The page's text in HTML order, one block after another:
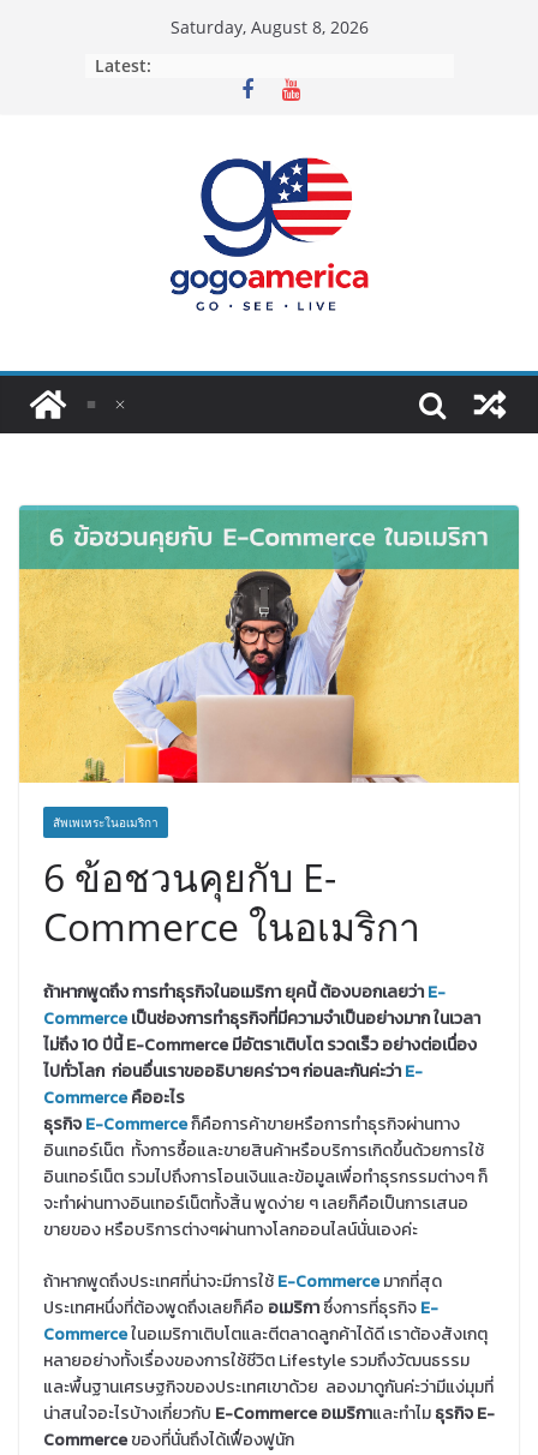
Saturday, August 8, 2026
Latest:
สัพเพเหระในอเมริกา
6 ข้อชวนคุยกับ E-
Commerce ในอเมริกา
ถ้าหากพูดถึง การทำธุรกิจในอเมริกา ยุคนี้ ต้องบอกเลยว่าE-
Commerceเป็นช่องการทำธุรกิจที่มีความจำเป็นอย่างมาก ในเวลา
ไม่ถึง 10 ปีนี้ E-Commerce มีอัตราเติบโต รวดเร็ว อย่างต่อเนื่อง
ไปทั่วโลก ก่อนอื่นเราขออธิบายคร่าวๆ ก่อนละกันค่ะว่าE-
Commerceคืออะไร
ธุรกิจE-Commerceก็คือการค้าขายหรือการทำธุรกิจผ่านทาง
อินเทอร์เน็ต ทั้งการซื้อและขายสินค้าหรือบริการเกิดขึ้นด้วยการใช้
อินเทอร์เน็ต รวมไปถึงการโอนเงินและข้อมูลเพื่อทำธุรกรรมต่างๆ ก็
จะทำผ่านทางอินเทอร์เน็ตทั้งสิ้น พูดง่าย ๆ เลยก็คือเป็นการเสนอ
ขายของ หรือบริการต่างๆผ่านทางโลกออนไลน์นั่นเองค่ะ
ถ้าหากพูดถึงประเทศที่น่าจะมีการใช้E-Commerceมากที่สุด
ประเทศหนึ่งที่ต้องพูดถึงเลยก็คือ อเมริกาซึ่งการที่ธุรกิจE-
Commerceในอเมริกาเติบโตและตีตลาดลูกค้าได้ดี เราต้องสังเกตุ
หลายอย่างทั้งเรื่องของการใช้ชีวิต Lifestyle รวมถึงวัฒนธรรม
และพื้นฐานเศรษฐกิจของประเทศเขาด้วย ลองมาดูกันค่ะว่ามีแง่มุมที่
น่าสนใจอะไรบ้างเกี่ยวกับ E-Commerce อเมริกาและทำไมธุรกิจE-
Commerceของที่นั่นถึงได้เฟื่องฟูนัก